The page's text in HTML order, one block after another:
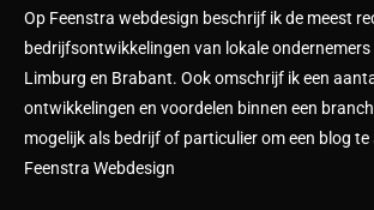
Op Feenstra webdesign beschrijf ik de meest
bedrijfsontwikkelingen van lokale ondernemers
Limburg en Brabant. Ook omschrijf ik een
ontwikkelingen en voordelen binnen een
mogelijk als bedrijf of particulier om een blog
Feenstra Webdesign